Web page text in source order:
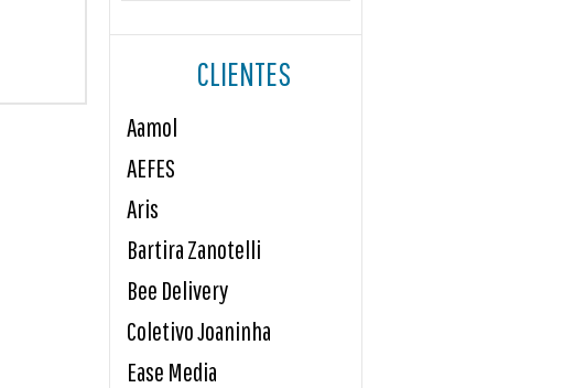
CLIENTES
Aamol
AEFES
Aris
Bartira Zanotelli
Bee Delivery
Coletivo Joaninha
Ease Media